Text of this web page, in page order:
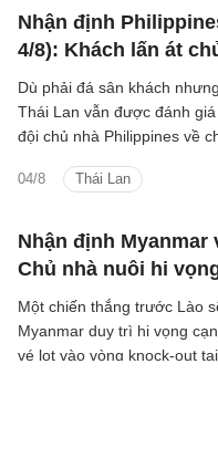
Nhận định
4/8): Khách lấn át
04/8 Thái Lan
Dù phải đá sân khách
Thái Lan vẫn được đánh
đội chủ nhà Philippines về
Nhận định Myanmar
Chủ nhà nuôi hi
Một chiến thắng trước Lào
Myanmar duy trì hi vọng
vé lọt vào vòng knock-out